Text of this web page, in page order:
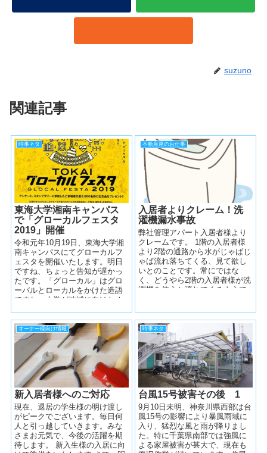
suzuno
関連記事
時事ネタ
東海大学湘南キャンパス
で「グローカルフェスタ
2019」開催
令和元年10月19日、東海大学湘
南キャンパスにてグローカルフ
ェスタを開催いたします。明日
ですね、ちょっと告知が遅かっ
たです。「グローカル」はグロ
ーバルとローカルをかけた造語
ですね。大学が地域に向けたオ
なかなか興...
不動産屋のお仕事
入居者よりクレーム！洗
濯機漏水事故
弊社管理アパート入居者様より
クレームです。 1階の入居者様
より2階の通路から水がじゃばじ
ゃば流れ落ちてくる、見て欲し
いとのことです。常にではな
く、どうやら2階の入居者様が洗
濯機を使うと流れてくるようで
オーナー様向け情報
新入居者様へのご対応
現在、退居の学生様の明け渡し
がピークでございます。毎日何
人と引っ越していきます。みな
さまお元気で、今後の活躍を期
待します。 新入生様の入居に向
時事ネタ
台風15号被害その後 1
9月10日未明、神奈川県西部は台
風15号の影響により暴風雨域に
入り、猛烈な風と雨が降りまし
た。特に千葉県南部では強風に
よる家屋被害が甚大で、現在も